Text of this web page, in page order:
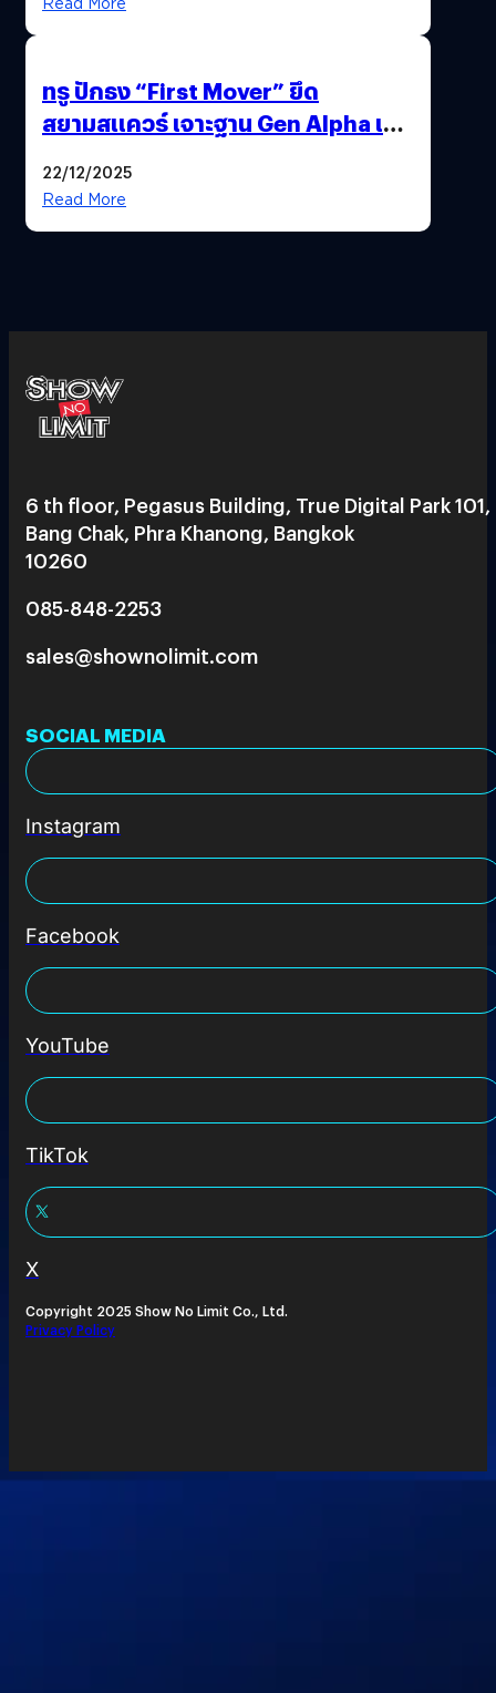
ทรู ปักธง “First Mover” ยึด
สยามสแควร์ เจาะฐาน Gen Alpha เมื่อ
ยุคถัดไป
22/12/2025
Read More
6 th floor, Pegasus Building, True Digital Park 101,
Bang Chak, Phra Khanong, Bangkok
10260
085-848-2253
sales@shownolimit.com
SOCIAL MEDIA
Instagram
Facebook
YouTube
TikTok
X
Copyright 2025 Show No Limit Co., Ltd.
Privacy Policy